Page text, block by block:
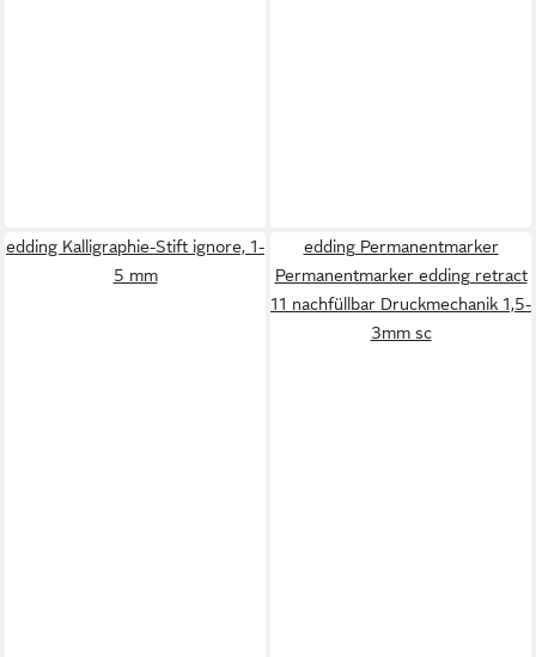
edding Kalligraphie-Stift ignore, 1-
5 mm
edding Permanentmarker
Permanentmarker edding retract
11 nachfüllbar Druckmechanik 1,5-
3mm sc